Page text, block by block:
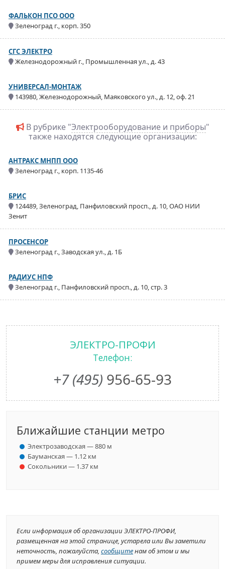
ФАЛЬКОН ПСО ООО
Зеленоград г., корп. 350
СГС ЭЛЕКТРО
Железнодорожный г., Промышленная ул., д. 43
УНИВЕРСАЛ-МОНТАЖ
143980, Железнодорожный, Маяковского ул., д. 12, оф. 21
В рубрике "Электрооборудование и приборы"
также находятся следующие организации:
АНТРАКС МНПП ООО
Зеленоград г., корп. 1135-46
БРИС
124489, Зеленоград, Панфиловский просп., д. 10, ОАО НИИ
Зенит
ПРОСЕНСОР
Зеленоград г., Заводская ул., д. 1Б
РАДИУС НПФ
Зеленоград г., Панфиловский просп., д. 10, стр. 3
ЭЛЕКТРО-ПРОФИ
Телефон:
+7 (495) 956-65-93
Ближайшие станции метро
Электрозаводская — 880 м
Бауманская — 1.12 км
Сокольники — 1.37 км
Если информация об организации ЭЛЕКТРО-ПРОФИ,
размещенная на этой странице, устарела или Вы заметили
неточность, пожалуйста, сообщитенам об этом и мы
примем меры для исправления ситуации.